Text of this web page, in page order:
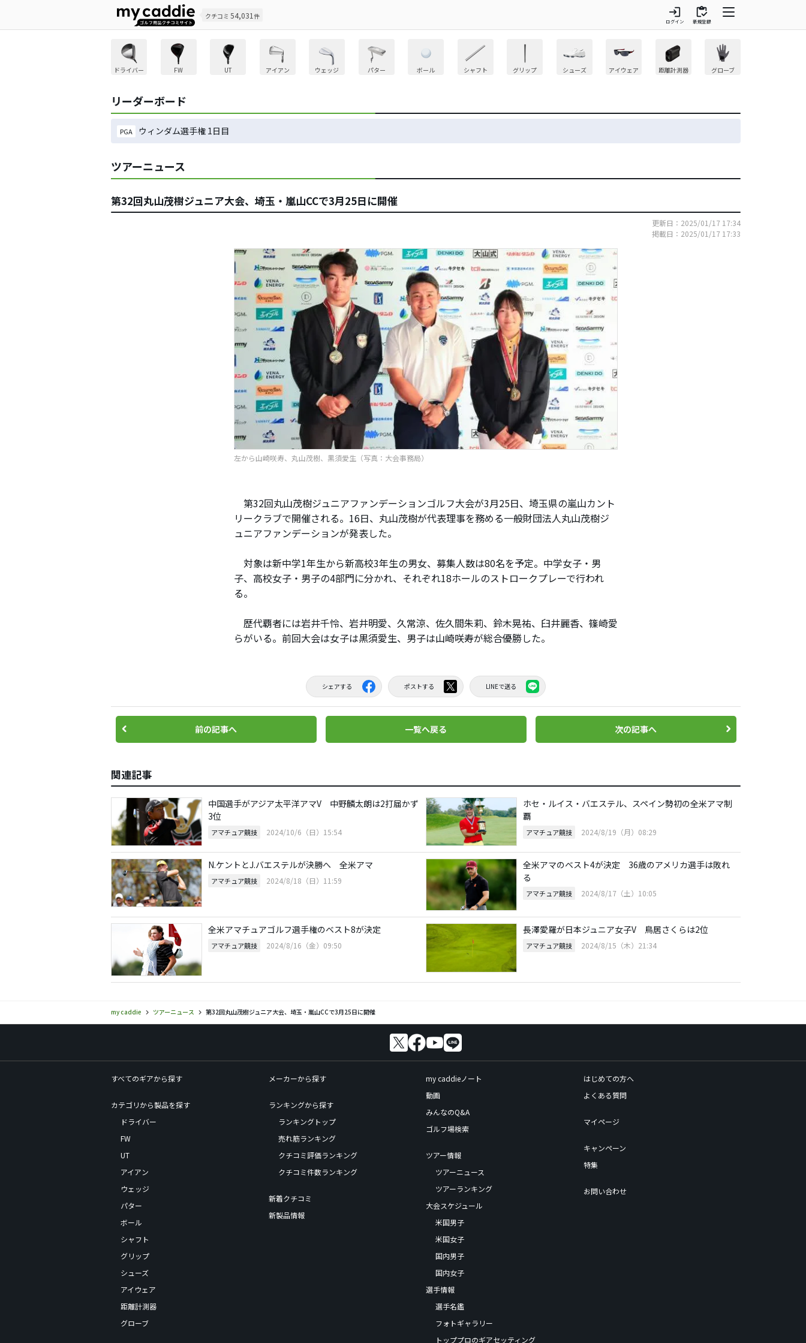
クチコミ 54,031 件 login
ログイン
inventory
新規登録
ドライバー FW UT アイアン ウェッジ パター ボール シャフト グリップ シューズ アイウェア 距離計測器 グローブ
リーダーボード
PGA ウィンダム選手権 1日目
ツアーニュース
第32回丸山茂樹ジュニア大会、埼玉・嵐山CCで3月25日に開催
更新日：2025/01/17 17:34
掲載日：2025/01/17 17:33
左から山崎咲寿、丸山茂樹、黒須愛生（写真：大会事務局）
第32回丸山茂樹ジュニアファンデーションゴルフ大会が3月25日、埼玉県の嵐山カント
リークラブで開催される。16日、丸山茂樹が代表理事を務める一般財団法人丸山茂樹ジ
ュニアファンデーションが発表した。
対象は新中学1年生から新高校3年生の男女、募集人数は80名を予定。中学女子・男
子、高校女子・男子の4部門に分かれ、それぞれ18ホールのストロークプレーで行われ
る。
歴代覇者には岩井千怜、岩井明愛、久常涼、佐久間朱莉、鈴木晃祐、臼井麗香、篠崎愛
らがいる。前回大会は女子は黒須愛生、男子は山崎咲寿が総合優勝した。
シェアする ポストする LINEで送る
前の記事へ 一覧へ戻る 次の記事へ
関連記事
中国選手がアジア太平洋アマV 中野麟太朗は2打届かず
3位
アマチュア競技 2024/10/6（日）15:54
ホセ・ルイス・バエステル、スペイン勢初の全米アマ制
覇
アマチュア競技 2024/8/19（月）08:29
N.ケントとJ.バエステルが決勝へ 全米アマ
アマチュア競技 2024/8/18（日）11:59
全米アマのベスト4が決定 36歳のアメリカ選手は敗れ
る
アマチュア競技 2024/8/17（土）10:05
全米アマチュアゴルフ選手権のベスト8が決定
アマチュア競技 2024/8/16（金）09:50
長澤愛羅が日本ジュニア女子V 鳥居さくらは2位
アマチュア競技 2024/8/15（木）21:34
my caddie ツアーニュース 第32回丸山茂樹ジュニア大会、埼玉・嵐山CCで3月25日に開催
すべてのギアから探す
カテゴリから製品を探す
ドライバー
FW
UT
アイアン
ウェッジ
パター
ボール
シャフト
グリップ
シューズ
アイウェア
距離計測器
グローブ
メーカーから探す
ランキングから探す
ランキングトップ
売れ筋ランキング
クチコミ評価ランキング
クチコミ件数ランキング
新着クチコミ
新製品情報
my caddieノート
動画
みんなのQ&A
ゴルフ場検索
ツアー情報
ツアーニュース
ツアーランキング
大会スケジュール
米国男子
米国女子
国内男子
国内女子
選手情報
選手名鑑
フォトギャラリー
トッププロのギアセッティング
はじめての方へ
よくある質問
マイページ
キャンペーン
特集
お問い合わせ